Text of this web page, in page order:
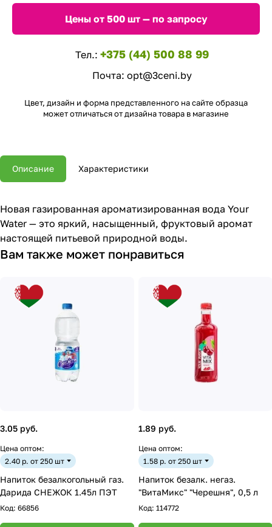
Цены от 500 шт — по запросу
Тел.: +375 (44) 500 88 99
Почта: opt@3ceni.by
Цвет, дизайн и форма представленного на сайте образца
может отличаться от дизайна товара в магазине
Описание Характеристики
Новая газированная ароматизированная вода Your
Water — это яркий, насыщенный, фруктовый аромат
настоящей питьевой природной воды.
Вам также может понравиться
3.05 руб.
Цена оптом:
2.40 р. от 250 шт
Напиток безалкогольный газ.
Дарида СНЕЖОК 1.45л ПЭТ
Код: 66856
1.89 руб.
Цена оптом:
1.58 р. от 250 шт
Напиток безалк. негаз.
"ВитаМикс" "Черешня", 0,5 л
Код: 114772